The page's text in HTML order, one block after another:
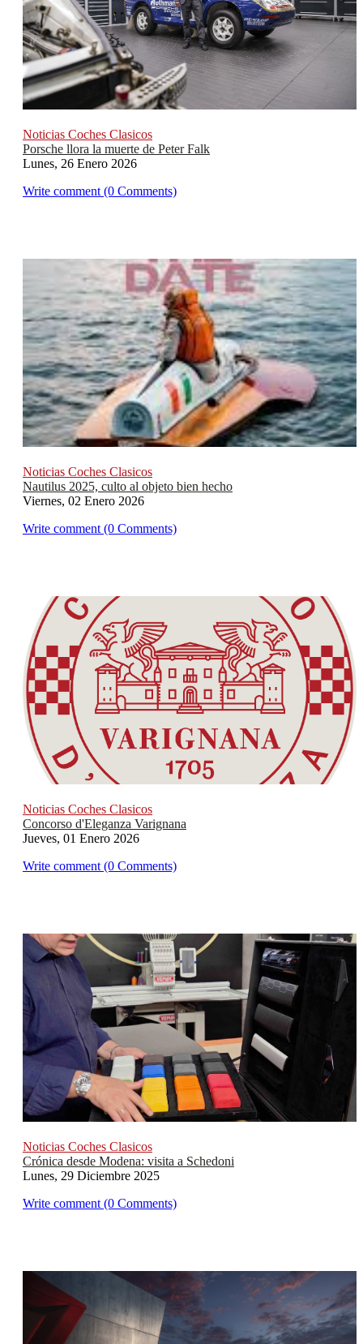
Noticias Coches Clasicos
Porsche llora la muerte de Peter Falk
Lunes, 26 Enero 2026
Write comment (0 Comments)
Noticias Coches Clasicos
Nautilus 2025, culto al objeto bien hecho
Viernes, 02 Enero 2026
Write comment (0 Comments)
Noticias Coches Clasicos
Concorso d'Eleganza Varignana
Jueves, 01 Enero 2026
Write comment (0 Comments)
Noticias Coches Clasicos
Crónica desde Modena: visita a Schedoni
Lunes, 29 Diciembre 2025
Write comment (0 Comments)